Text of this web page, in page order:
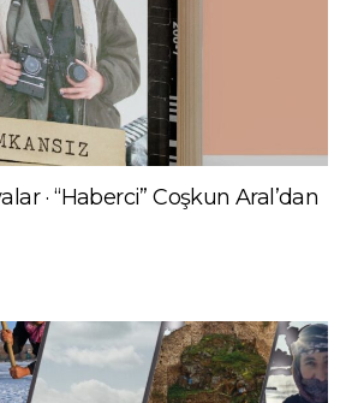
· “Haberci” Coşkun Aral’dan